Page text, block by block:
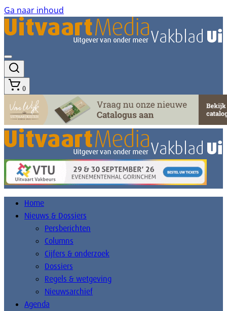
Ga naar inhoud
0
Home
Nieuws & Dossiers
Persberichten
Columns
Cijfers & onderzoek
Dossiers
Regels & wetgeving
Nieuwsarchief
Agenda